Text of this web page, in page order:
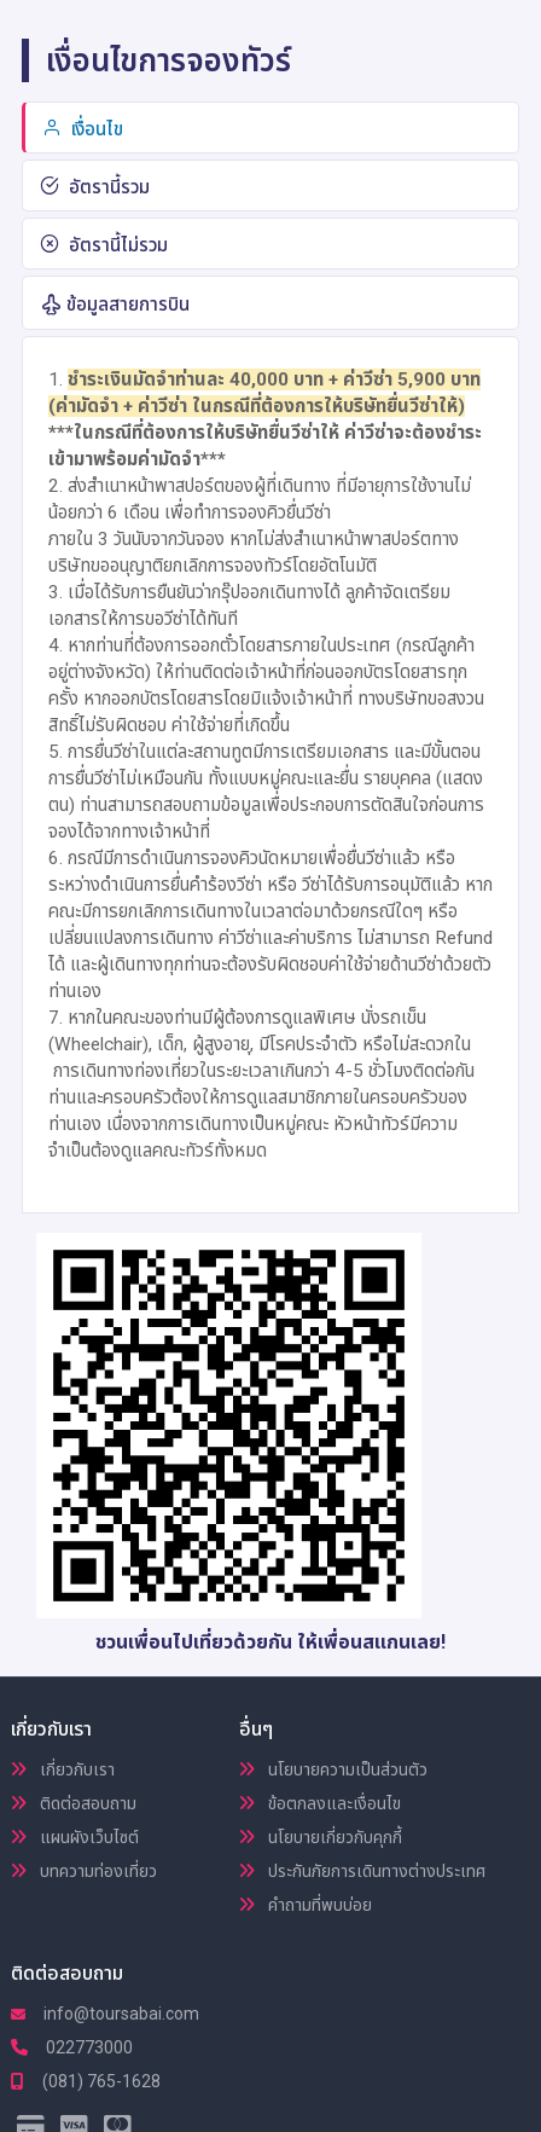
เงื่อนไขการจองทัวร์
เงื่อนไข
อัตรานี้รวม
อัตรานี้ไม่รวม
ข้อมูลสายการบิน
1. ชำระเงินมัดจำท่านละ 40,000 บาท + ค่าวีซ่า 5,900 บาท
(ค่ามัดจำ + ค่าวีซ่า ในกรณีที่ต้องการให้บริษัทยื่นวีซ่าให้)
***ในกรณีที่ต้องการให้บริษัทยื่นวีซ่าให้ ค่าวีซ่าจะต้องชำระ
เข้ามาพร้อมค่ามัดจำ***
2. ส่งสำเนาหน้าพาสปอร์ตของผู้ที่เดินทาง ที่มีอายุการใช้งานไม่
น้อยกว่า 6 เดือน เพื่อทำการจองคิวยื่นวีซ่า
ภายใน 3 วันนับจากวันจอง หากไม่ส่งสำเนาหน้าพาสปอร์ตทาง
บริษัทขออนุญาติยกเลิกการจองทัวร์โดยอัตโนมัติ
3. เมื่อได้รับการยืนยันว่ากรุ๊ปออกเดินทางได้ ลูกค้าจัดเตรียม
เอกสารให้การขอวีซ่าได้ทันที
4. หากท่านที่ต้องการออกตั๋วโดยสารภายในประเทศ (กรณีลูกค้า
อยู่ต่างจังหวัด) ให้ท่านติดต่อเจ้าหน้าที่ก่อนออกบัตรโดยสารทุก
ครั้ง หากออกบัตรโดยสารโดยมิแจ้งเจ้าหน้าที่ ทางบริษัทขอสงวน
สิทธิ์ไม่รับผิดชอบ ค่าใช้จ่ายที่เกิดขึ้น
5. การยื่นวีซ่าในแต่ละสถานทูตมีการเตรียมเอกสาร และมีขั้นตอน
การยื่นวีซ่าไม่เหมือนกัน ทั้งแบบหมู่คณะและยื่น รายบุคคล (แสดง
ตน) ท่านสามารถสอบถามข้อมูลเพื่อประกอบการตัดสินใจก่อนการ
จองได้จากทางเจ้าหน้าที่
6. กรณีมีการดำเนินการจองคิวนัดหมายเพื่อยื่นวีซ่าแล้ว หรือ
ระหว่างดำเนินการยื่นคำร้องวีซ่า หรือ วีซ่าได้รับการอนุมัติแล้ว หาก
คณะมีการยกเลิกการเดินทางในเวลาต่อมาด้วยกรณีใดๆ หรือ
เปลี่ยนแปลงการเดินทาง ค่าวีซ่าและค่าบริการ ไม่สามารถ Refund
ได้ และผู้เดินทางทุกท่านจะต้องรับผิดชอบค่าใช้จ่ายด้านวีซ่าด้วยตัว
ท่านเอง
7. หากในคณะของท่านมีผู้ต้องการดูแลพิเศษ นั่งรถเข็น
(Wheelchair), เด็ก, ผู้สูงอายุ, มีโรคประจำตัว หรือไม่สะดวกใน
การเดินทางท่องเที่ยวในระยะเวลาเกินกว่า 4-5 ชั่วโมงติดต่อกัน
ท่านและครอบครัวต้องให้การดูแลสมาชิกภายในครอบครัวของ
ท่านเอง เนื่องจากการเดินทางเป็นหมู่คณะ หัวหน้าทัวร์มีความ
จำเป็นต้องดูแลคณะทัวร์ทั้งหมด
ชวนเพื่อนไปเที่ยวด้วยกัน ให้เพื่อนสแกนเลย!
เกี่ยวกับเรา
เกี่ยวกับเรา
ติดต่อสอบถาม
แผนผังเว็บไซต์
บทความท่องเที่ยว
อื่นๆ
นโยบายความเป็นส่วนตัว
ข้อตกลงและเงื่อนไข
นโยบายเกี่ยวกับคุกกี้
ประกันภัยการเดินทางต่างประเทศ
คำถามที่พบบ่อย
ติดต่อสอบถาม
info@toursabai.com
022773000
(081) 765-1628